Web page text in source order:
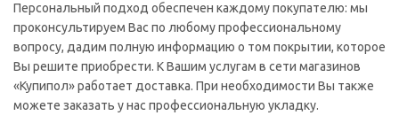
Персональный подход обеспечен каждому покупателю: мы
проконсультируем Вас по любому профессиональному
вопросу, дадим полную информацию о том покрытии, которое
Вы решите приобрести. К Вашим услугам в сети магазинов
«Купипол» работает доставка. При необходимости Вы также
можете заказать у нас профессиональную укладку.